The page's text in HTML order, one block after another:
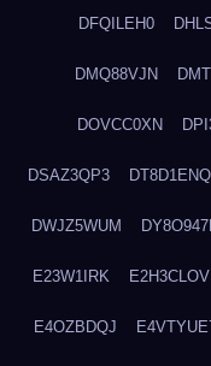
DFQILEH0
DMQ88VJN
DOVCC0XN
DSAZ3QP3 DT8D1ENQ
DWJZ5WUM
E23W1IRK E2H3CLOV
E4OZBDQJ